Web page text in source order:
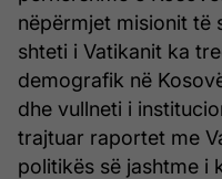
nëpërmjet misionit të
shteti i Vatikanit ka
demografik në
dhe vullneti i
trajtuar raportet me
politikës së jashtme i